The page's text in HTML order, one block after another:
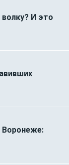
И это
Воронеже: